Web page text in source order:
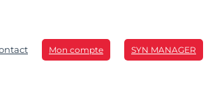
Mon compte SYN MANAGER